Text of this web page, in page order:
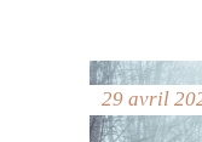
29 avril